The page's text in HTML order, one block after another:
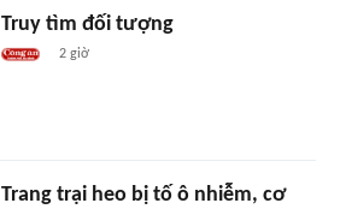
Truy tìm đối tượng
2 giờ
Trang trại heo bị tố ô nhiễm, cơ